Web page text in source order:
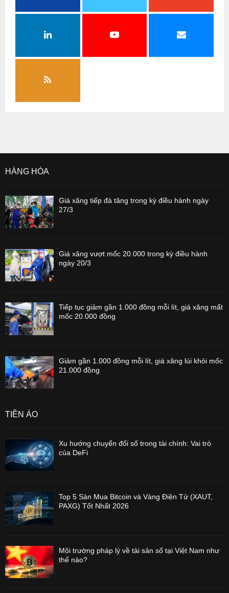
HÀNG HÓA
Giá xăng tiếp đà tăng trong kỳ điều hành ngày
27/3
Giá xăng vượt mốc 20.000 trong kỳ điều hành
ngày 20/3
Tiếp tục giảm gần 1.000 đồng mỗi lít, giá xăng mất
mốc 20.000 đồng
Giảm gần 1.000 đồng mỗi lít, giá xăng lùi khỏi mốc
21.000 đồng
TIỀN ẢO
Xu hướng chuyển đổi số trong tài chính: Vai trò
của DeFi
Top 5 Sàn Mua Bitcoin và Vàng Điện Tử (XAUT,
PAXG) Tốt Nhất 2026
Môi trường pháp lý về tài sản số tại Việt Nam như
thế nào?